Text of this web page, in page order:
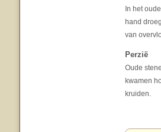
In het
hand
van
Perzië
Oude
kwamen
kruiden.